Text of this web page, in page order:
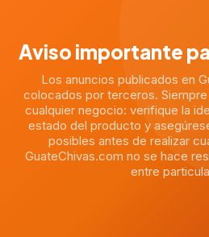
Aviso importante
Los anuncios publicados en
colocados por terceros.
cualquier negocio: verifique la
estado del producto y
posibles antes de realizar
GuateChivas.com no se hace
entre